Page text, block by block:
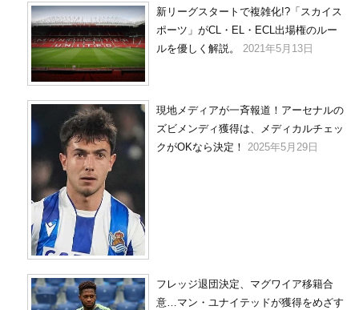
新リーグスタートで複雑化!?「スカイス
ポーツ」がCL・EL・ECL出場権のルー
ルを優しく解説。
2021年5月13日
現地メディアが一斉報道！アーセナルの
ズビメンディ獲得は、メディカルチェッ
クがOKなら決定！
2025年5月29日
フレッジ退団決定、マグワイア移籍合
意…マン・ユナイテッドが獲得をめざす